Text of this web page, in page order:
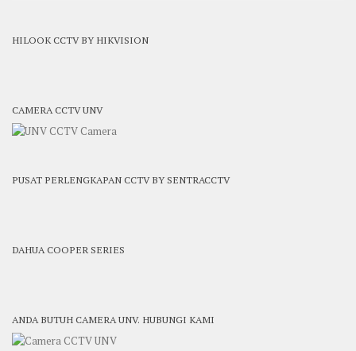
HILOOK CCTV BY HIKVISION
CAMERA CCTV UNV
PUSAT PERLENGKAPAN CCTV BY SENTRACCTV
DAHUA COOPER SERIES
ANDA BUTUH CAMERA UNV. HUBUNGI KAMI